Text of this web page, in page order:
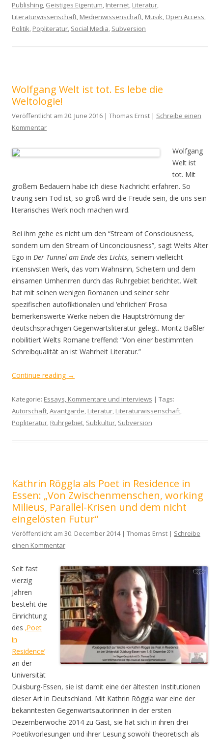
Publishing, Geistiges Eigentum, Internet, Literatur,
Literaturwissenschaft, Medienwissenschaft, Musik, Open Access,
Politik, Popliteratur, Social Media, Subversion
Wolfgang Welt ist tot. Es lebe die
Weltologie!
Veröffentlicht am 20. June 2016 | Thomas Ernst | Schreibe einen
Kommentar
Wolfgang
Welt ist
tot. Mit
großem Bedauern habe ich diese Nachricht erfahren. So
traurig sein Tod ist, so groß wird die Freude sein, die uns sein
literarisches Werk noch machen wird.
Bei ihm gehe es nicht um den “Stream of Consciousness,
sondern um den Stream of Unconciousness”, sagt Welts Alter
Ego in Der Tunnel am Ende des Lichts, seinem vielleicht
intensivsten Werk, das vom Wahnsinn, Scheitern und dem
einsamen Umherirren durch das Ruhrgebiet berichtet. Welt
hat mit seinen wenigen Romanen und seiner sehr
spezifischen autofiktionalen und ‘ehrlichen’ Prosa
bemerkenswerte Werke neben die Hauptströmung der
deutschsprachigen Gegenwartsliteratur gelegt. Moritz Baßler
nobilitiert Welts Romane treffend: “Von einer bestimmten
Schreibqualität an ist Wahrheit Literatur.”
Continue reading →
Kategorie: Essays, Kommentare und Interviews | Tags:
Autorschaft,Avantgarde, Literatur, Literaturwissenschaft,
Popliteratur, Ruhrgebiet, Subkultur, Subversion
Kathrin Röggla als Poet in Residence in
Essen: „Von Zwischenmenschen, working
Milieus, Parallel-Krisen und dem nicht
eingelösten Futur“
Veröffentlicht am 30. December 2014 | Thomas Ernst | Schreibe
einen Kommentar
Seit fast
vierzig
Jahren
besteht die
Einrichtung
des ‚Poet
in
Residence’
an der
Universität
Duisburg-Essen, sie ist damit eine der ältesten Institutionen
dieser Art in Deutschland. Mit Kathrin Röggla war eine der
bekanntesten Gegenwartsautorinnen in der ersten
Dezemberwoche 2014 zu Gast, sie hat sich in ihren drei
Poetikvorlesungen und ihrer Lesung sowohl theoretisch als